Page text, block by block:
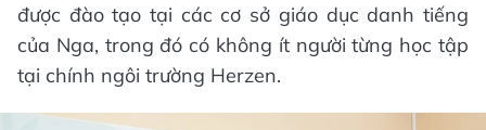
được đào tạo tại các cơ sở giáo dục danh tiếng
của Nga, trong đó có không ít người từng học tập
tại chính ngôi trường Herzen.